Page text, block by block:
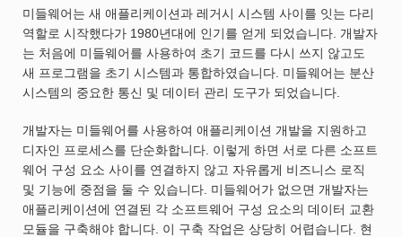
미들웨어는 새 애플리케이션과 레거시 시스템 사이를 잇는 다리
역할로 시작했다가 1980년대에 인기를 얻게 되었습니다. 개발자
는 처음에 미들웨어를 사용하여 초기 코드를 다시 쓰지 않고도
새 프로그램을 초기 시스템과 통합하였습니다. 미들웨어는 분산
시스템의 중요한 통신 및 데이터 관리 도구가 되었습니다.
개발자는 미들웨어를 사용하여 애플리케이션 개발을 지원하고
디자인 프로세스를 단순화합니다. 이렇게 하면 서로 다른 소프트
웨어 구성 요소 사이를 연결하지 않고 자유롭게 비즈니스 로직
및 기능에 중점을 둘 수 있습니다. 미들웨어가 없으면 개발자는
애플리케이션에 연결된 각 소프트웨어 구성 요소의 데이터 교환
모듈을 구축해야 합니다. 이 구축 작업은 상당히 어렵습니다. 현